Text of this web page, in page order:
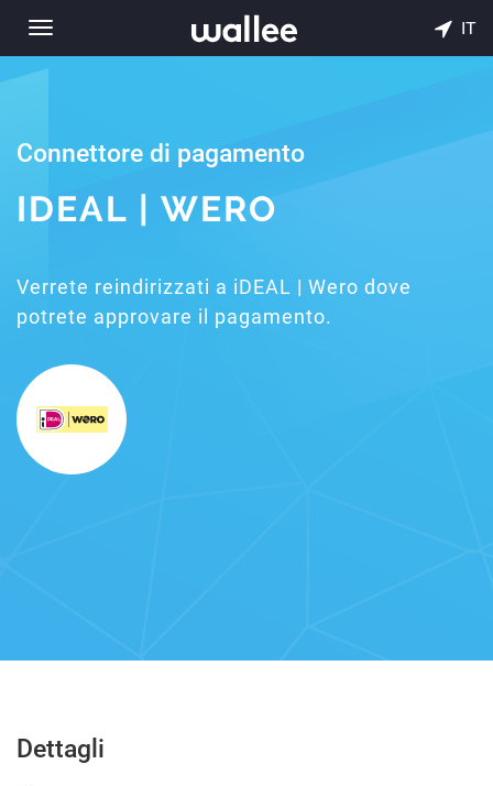
Toggle
navigation
IT
Connettore di pagamento
IDEAL | WERO
Verrete reindirizzati a iDEAL | Wero dove
potrete approvare il pagamento.
Dettagli